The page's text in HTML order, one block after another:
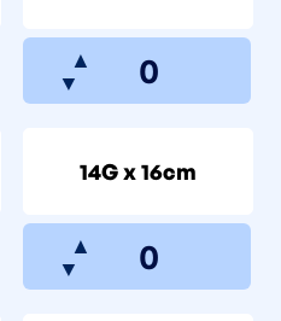
▲
▼
14G x 16cm
▲
▼